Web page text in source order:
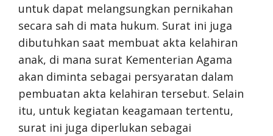
untuk dapat melangsungkan pernikahan
secara sah di mata hukum. Surat ini juga
dibutuhkan saat membuat akta kelahiran
anak, di mana surat Kementerian Agama
akan diminta sebagai persyaratan dalam
pembuatan akta kelahiran tersebut. Selain
itu, untuk kegiatan keagamaan tertentu,
surat ini juga diperlukan sebagai